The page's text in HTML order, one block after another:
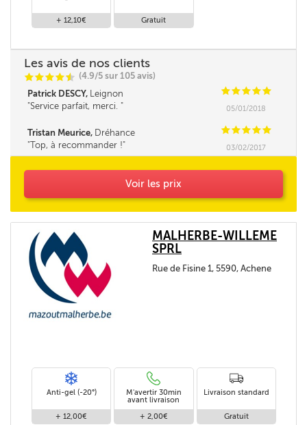
+ 12,10€ Gratuit
Les avis de nos clients
CCCCi
@ (4.9/5 sur 105 avis)
Patrick DESCY, Leignon CCCCC
Service parfait, merci.
05/01/2018
Tristan Meurice, Dréhance CCCCC
Top, à recommander !
03/02/2017
Voir les prix
MALHERBE-WILLEME
SPRL
Rue de Fisine 1, 5590, Achene
Anti-gel (-20°)
+ 12,00€
M'avertir 30min
avant livraison
+ 2,00€
Livraison standard
Gratuit